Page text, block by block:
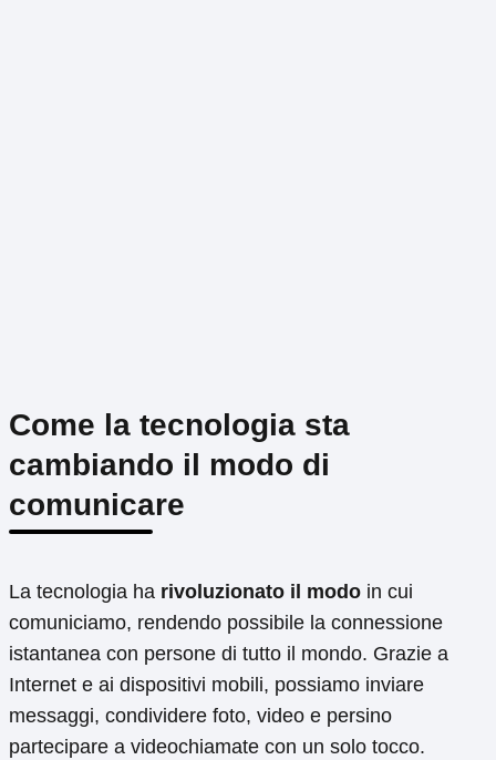
Come la tecnologia sta
cambiando il modo di
comunicare
La tecnologia ha rivoluzionato il modo in cui
comuniciamo, rendendo possibile la connessione
istantanea con persone di tutto il mondo. Grazie a
Internet e ai dispositivi mobili, possiamo inviare
messaggi, condividere foto, video e persino
partecipare a videochiamate con un solo tocco.